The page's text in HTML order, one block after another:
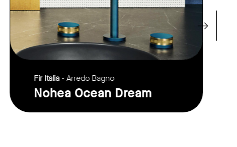
Fir Italia- Arredo Bagno
Nohea Ocean Dream